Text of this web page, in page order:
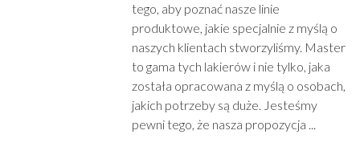
tego, aby poznać nasze linie
produktowe, jakie specjalnie z myślą o
naszych klientach stworzyliśmy. Master
to gama tych lakierów i nie tylko, jaka
została opracowana z myślą o osobach,
jakich potrzeby są duże. Jesteśmy
pewni tego, że nasza propozycja ...